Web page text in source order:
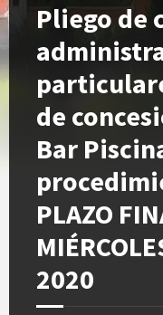
Pliego de
de
Bar
PLAZO
2020